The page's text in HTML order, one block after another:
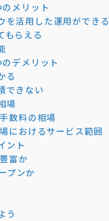
メリット
を活用した運用ができる
もらえる
デメリット
る
できない
場
数料の相場
におけるサービス範囲
ント
富か
プンか
う